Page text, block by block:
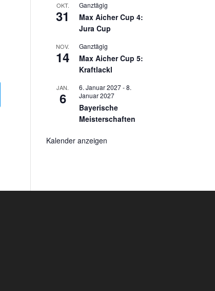
OKT.
31
Ganztägig
Max Aicher Cup 4:
Jura Cup
NOV.
14
Ganztägig
Max Aicher Cup 5:
Kraftlackl
JAN.
6
6. Januar 2027-8.
Januar 2027
Bayerische
Meisterschaften
Kalender anzeigen